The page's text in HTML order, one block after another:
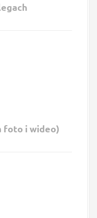
foto i wideo)